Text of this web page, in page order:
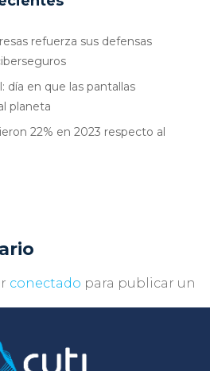
refuerza sus defensas
día en que las pantallas
planeta
22% en 2023 respecto al
conectado para publicar un